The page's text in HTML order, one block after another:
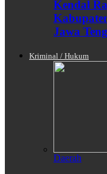
Kendal
Jawa
Kriminal / Hukum
Daerah